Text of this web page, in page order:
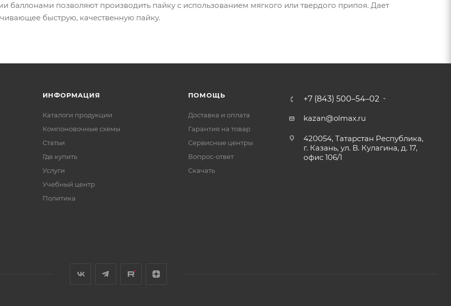
баллонами позволяют производить пайку с использованием мягкого или твердого припоя. Дает
быструю, качественную пайку.
ИНФОРМАЦИЯ
Каталоги продукции
Компоновочные схемы
Статьи
Где купить
Услуги
Учебный центр
Политика
ПОМОЩЬ
Доставка и оплата
Гарантия на товар
Сервисные центры
Вопрос-ответ
Скачать
+7 (843) 500–54–02
kazan@olmax.ru
420054, Татарстан Республика,
г. Казань, ул. В. Кулагина, д. 17,
офис 106/1